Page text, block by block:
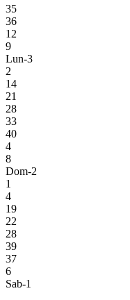
35
36
12
9
Lun-3
2
14
21
28
33
40
4
8
Dom-2
1
4
19
22
28
39
37
6
Sab-1